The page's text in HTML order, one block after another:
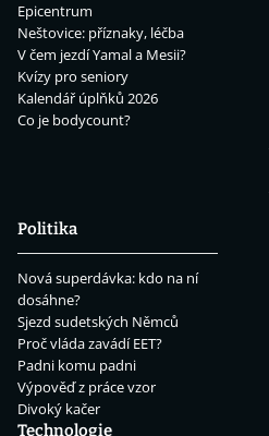
Epicentrum
Neštovice: příznaky, léčba
V čem jezdí Yamal a Mesii?
Kvízy pro seniory
Kalendář úplňků 2026
Co je bodycount?
Politika
Nová superdávka: kdo na ní
dosáhne?
Sjezd sudetských Němců
Proč vláda zavádí EET?
Padni komu padni
Výpověď z práce vzor
Divoký kačer
Technologie